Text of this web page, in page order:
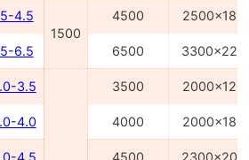
4.5
1500
4500
6.5 6500
3.5 3500
4.0 4000
4.5 4500